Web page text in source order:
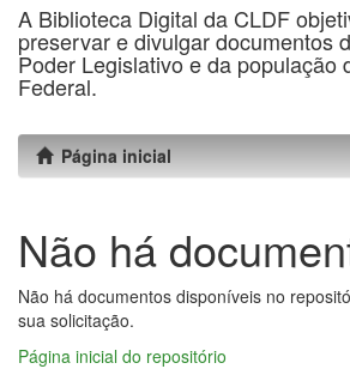
A Biblioteca Digital da CLDF
preservar e divulgar documentos
Poder Legislativo e da população
Federal.
Página inicial
Não há
Não há documentos disponíveis no
sua solicitação.
Página inicial do repositório